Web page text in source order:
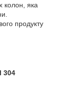
колон, яка
продукту
304